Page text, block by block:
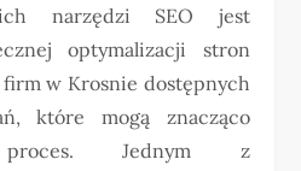
narzędzi SEO jest
optymalizacji stron
w Krosnie dostępnych
które mogą znacząco
Jednym z